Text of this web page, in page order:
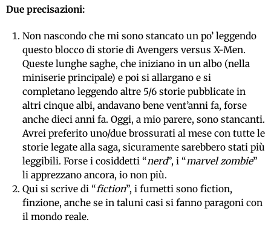
Due precisazioni:
Non nascondo che mi sono stancato un po’ leggendo
questo blocco di storie di Avengers versus X-Men.
Queste lunghe saghe, che iniziano in un albo (nella
miniserie principale) e poi si allargano e si
completano leggendo altre 5/6 storie pubblicate in
altri cinque albi, andavano bene vent’anni fa, forse
anche dieci anni fa. Oggi, a mio parere, sono stancanti.
Avrei preferito uno/due brossurati al mese con tutte le
storie legate alla saga, sicuramente sarebbero stati più
leggibili. Forse i cosiddetti “nerd”, i “marvel zombie”
li apprezzano ancora, io non più.
Qui si scrive di “fiction”, i fumetti sono fiction,
finzione, anche se in taluni casi si fanno paragoni con
il mondo reale.